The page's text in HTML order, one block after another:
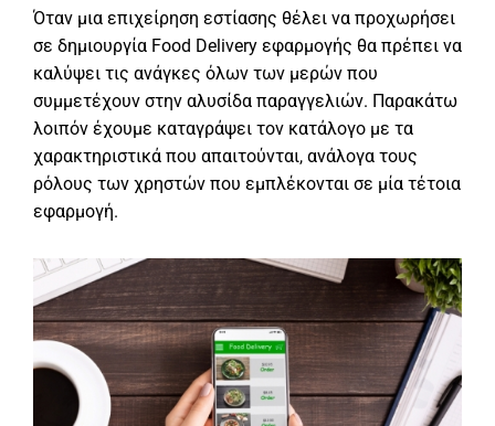
Όταν μια επιχείρηση εστίασης θέλει να προχωρήσει
σε δημιουργία Food Delivery εφαρμογής θα πρέπει να
καλύψει τις ανάγκες όλων των μερών που
συμμετέχουν στην αλυσίδα παραγγελιών. Παρακάτω
λοιπόν έχουμε καταγράψει τον κατάλογο με τα
χαρακτηριστικά που απαιτούνται, ανάλογα τους
ρόλους των χρηστών που εμπλέκονται σε μία τέτοια
εφαρμογή.